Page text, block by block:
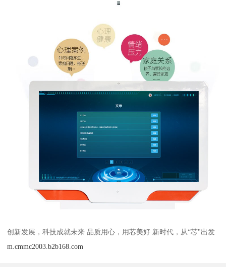
创新发展，科技成就未来 品质用心，用芯美好 新时代，从“芯"出发
m.cmmc2003.b2b168.com